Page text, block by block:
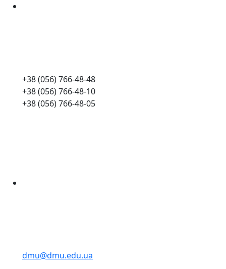
+38 (056) 766-48-48
+38 (056) 766-48-10
+38 (056) 766-48-05
dmu@dmu.edu.ua